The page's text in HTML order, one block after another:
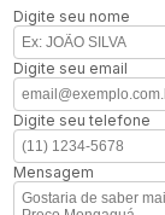
Digite seu nome
Digite seu email
Digite seu telefone
Mensagem